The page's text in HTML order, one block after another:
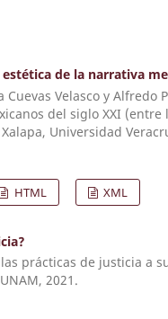
estética de la narrativa
Cuevas Velasco y Alfredo
del siglo XXI (entre
Universidad
HTML XML
prácticas de justicia a
2021.